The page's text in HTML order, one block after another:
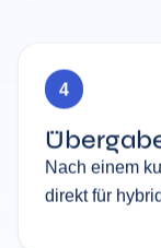
4
Nach einem
direkt für